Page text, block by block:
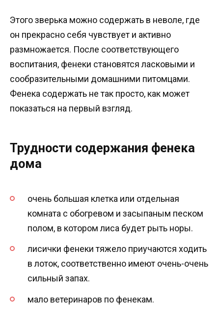
Этого зверька можно содержать в неволе, где
он прекрасно себя чувствует и активно
размножается. После соответствующего
воспитания, фенеки становятся ласковыми и
сообразительными домашними питомцами.
Фенека содержать не так просто, как может
показаться на первый взгляд.
Трудности содержания фенека
дома
очень большая клетка или отдельная
комната с обогревом и засыпаным песком
полом, в котором лиса будет рыть норы.
лисички фенеки тяжело приучаются ходить
в лоток, соответственно имеют очень-очень
сильный запах.
мало ветеринаров по фенекам.